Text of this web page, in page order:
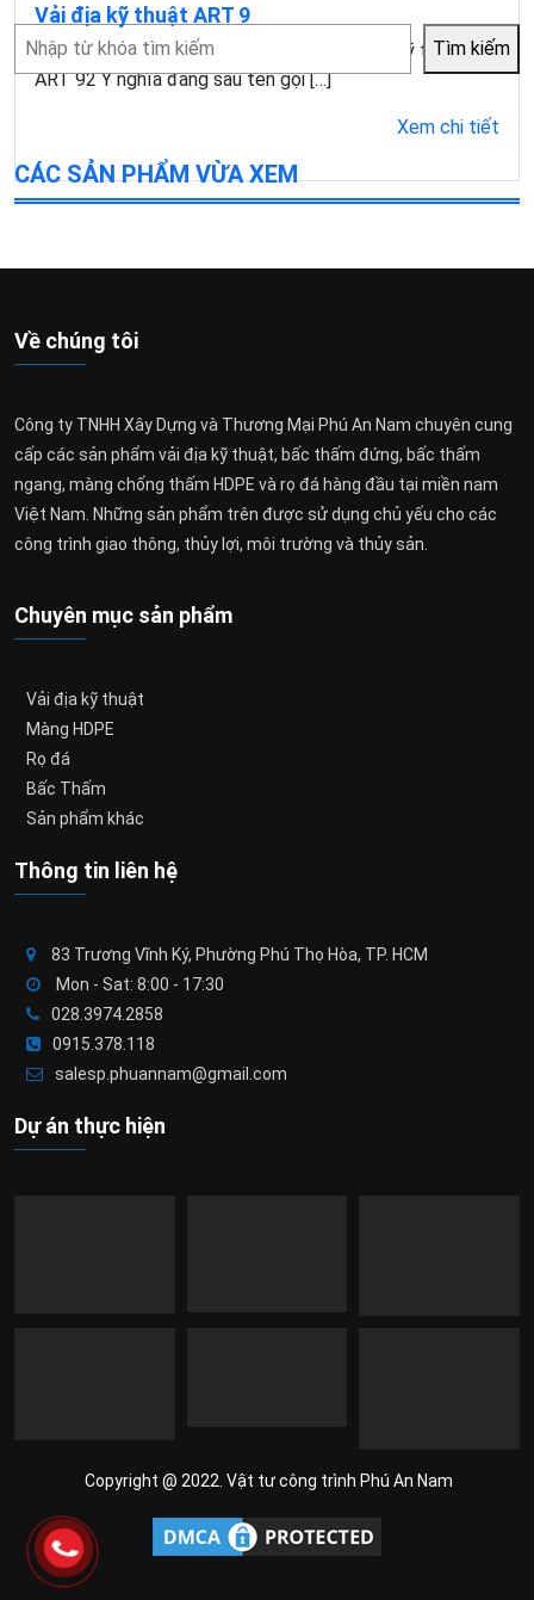
Vải địa kỹ thuật ART 9
Mục lục1 Các tên gọi khác nhau của vải địa kỹ thuật
ART 92 Ý nghĩa đằng sau tên gọi […]
Xem chi tiết
Tìm
kiếm
Tìm kiếm
CÁC SẢN PHẨM VỪA XEM
Về chúng tôi
Công ty TNHH Xây Dựng và Thương Mại Phú An Nam chuyên cung
cấp các sản phẩm vải địa kỹ thuật, bấc thấm đứng, bấc thấm
ngang, màng chống thấm HDPE và rọ đá hàng đầu tại miền nam
Việt Nam. Những sản phẩm trên được sử dụng chủ yếu cho các
công trình giao thông, thủy lợi, môi trường và thủy sản.
Chuyên mục sản phẩm
Vải địa kỹ thuật
Màng HDPE
Rọ đá
Bấc Thấm
Sản phẩm khác
Thông tin liên hệ
83 Trương Vĩnh Ký, Phường Phú Thọ Hòa, TP. HCM
Mon - Sat: 8:00 - 17:30
028.3974.2858
0915.378.118
salesp.phuannam@gmail.com
Dự án thực hiện
Copyright @ 2022. Vật tư công trình Phú An Nam